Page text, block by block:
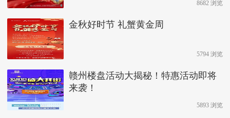
8682 浏览
金秋好时节 礼蟹黄金周
5794 浏览
赣州楼盘活动大揭秘！特惠活动即将
来袭！
5893 浏览